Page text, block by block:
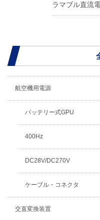
ラマブル直流
航空機用電源
バッテリー式GPU
400Hz
DC28V/DC270V
ケーブル・コネクタ
交直変換装置